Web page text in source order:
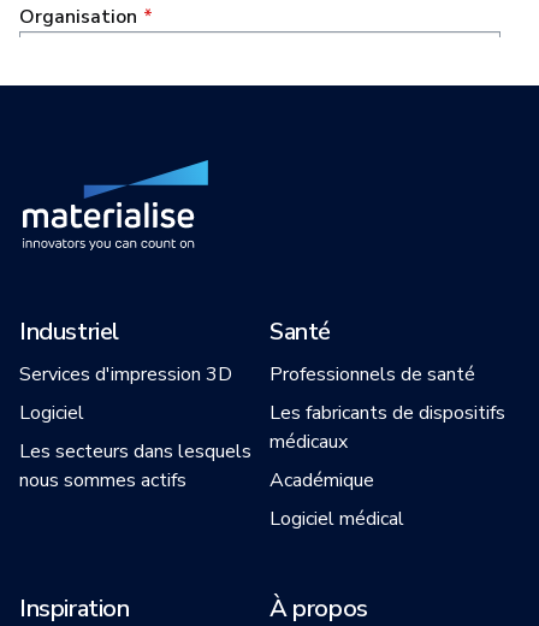
Industriel
Services d'impression 3D
Logiciel
Les secteurs dans lesquels
nous sommes actifs
Santé
Professionnels de santé
Les fabricants de dispositifs
médicaux
Académique
Logiciel médical
Inspiration
À propos